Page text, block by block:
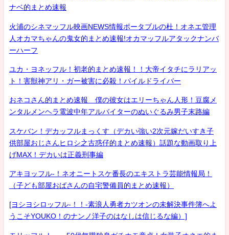
ナベ的まとめ速報
火浦のシネマッフル映画NEWS情報ポータブルの杜！オネエ管理
人オカマちゃんの鬼女的まとめ速報!オカマッフルアタックナンバ
ーハーフ
ユカ・ヨネッフル！初老的まとめ速報！！大帝イタチにラリアッ
ト！害獣神アリ・ガー被害に必殺！パイルドライバー
おネコさん的まとめ速報 僕の彼女はエリーちゃん人形！豆腐メ
ンタルメンヘラ電波中年アルバイターのぬいぐるみ男子末路編
スケバン！デカッフルまっくす（デカい強い2次元嫁だいすき子
供部屋おじさんヒロシ之古惑仔的まとめ速報）話題な動画取り上
げMAX！デカいは正義刑事編
アキヨッフル-！ネオニートスケ番長のエキストラ芸能情報局！
（子ども部屋おばさんの自宅警備員的まとめ速報）
[ヨシヨシロッフル-！！-素浪人勇者カツオンの未解決事件簿へよ
うこそYOUKO！のナンノ洋子のはなしは信じるな編）]